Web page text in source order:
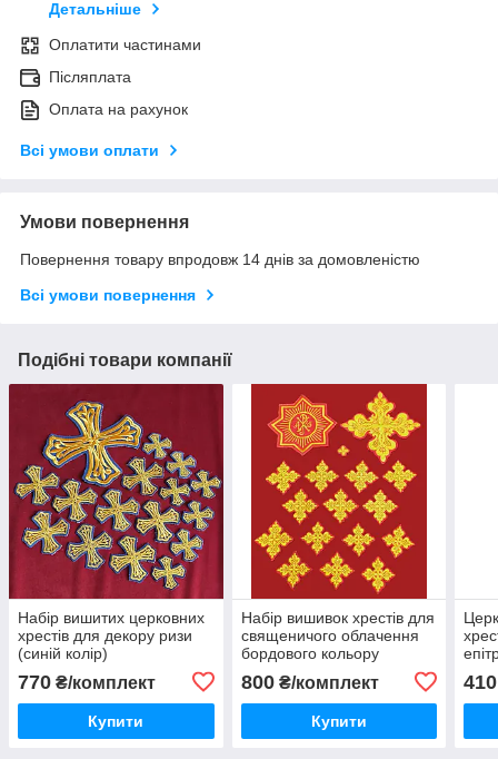
Детальніше
Оплатити частинами
Післяплата
Оплата на рахунок
Всі умови оплати
Умови повернення
Повернення товару впродовж 14 днів за домовленістю
Всі умови повернення
Подібні товари компанії
Набір вишитих церковних
хрестів для декору ризи
(синій колір)
770 ₴/комплект
Купити
Набір вишивок хрестів для
священичого облачення
бордового кольору
800₴/комплект
Купити
410